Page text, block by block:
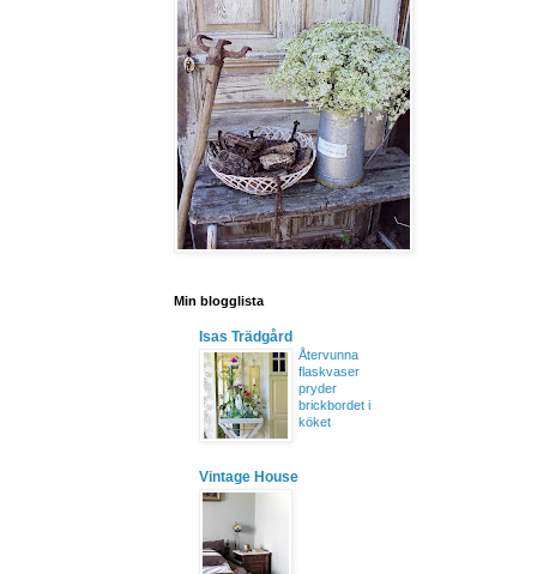
Min blogglista
Isas Trädgård
Återvunna
flaskvaser
pryder
brickbordet i
köket
Vintage House